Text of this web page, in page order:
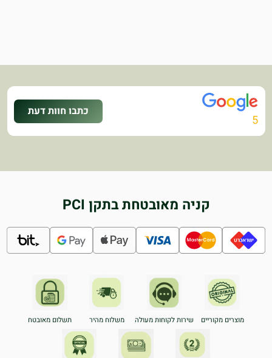
5
כתבו חוות דעת
קניה מאובטחת בתקן PCI
מוצרים מקוריים שירות לקוחות מעולה משלוח מהיר תשלום מאובטח